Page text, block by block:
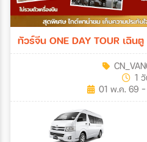
ทัวร์จีน ONE DAY TOUR เฉิน
1
01 พ.ค. 69 -